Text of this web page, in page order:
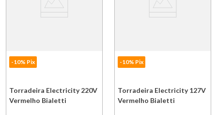
-10% Pix
Torradeira Electricity 220V
Vermelho Bialetti
-10% Pix
Torradeira Electricity 127V
Vermelho Bialetti